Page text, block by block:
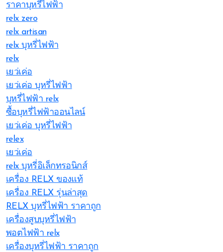
ราคาบุหรี่ไฟฟ้า
relx zero
relx artisan
relx บุหรี่ไฟฟ้า
relx
เยว่เค่อ
เยว่เค่อ บุหรี่ไฟฟ้า
บุหรี่ไฟฟ้า relx
ซื้อบุหรี่ไฟฟ้าออนไลน์
เยว่เค่อ บุหรี่ไฟฟ้า
relex
เยว่เค่อ
relx บุหรี่อิเล็กทรอนิกส์
เครื่อง RELX ของแท้
เครื่อง RELX รุ่นล่าสุด
RELX บุหรี่ไฟฟ้า ราคาถูก
เครื่องสูบบุหรี่ไฟฟ้า
พอตไฟฟ้า relx
เครื่องบุหรี่ไฟฟ้า ราคาถูก